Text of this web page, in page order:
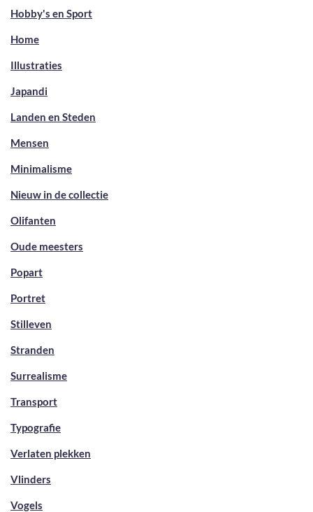
Hobby's en Sport
Home
Illustraties
Japandi
Landen en Steden
Mensen
Minimalisme
Nieuw in de collectie
Olifanten
Oude meesters
Popart
Portret
Stilleven
Stranden
Surrealisme
Transport
Typografie
Verlaten plekken
Vlinders
Vogels